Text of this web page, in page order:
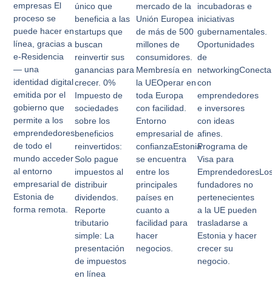
empresas El
proceso se
puede hacer en
línea, gracias a
e-Residencia
— una
identidad digital
emitida por el
gobierno que
permite a los
emprendedores
de todo el
mundo acceder
al entorno
empresarial de
Estonia de
forma remota.
único que
beneficia a las
startups que
buscan
reinvertir sus
ganancias para
crecer.0%
Impuesto de
sociedades
sobre los
beneficios
reinvertidos:
Solo pague
impuestos al
distribuir
dividendos.
Reporte
tributario
simple: La
presentación
de impuestos
en línea
mercado de la
Unión Europea
de más de 500
millones de
consumidores.
Membresía en
la UEOperar en
toda Europa
con facilidad.
Entorno
empresarial de
confianzaEstonia
se encuentra
entre los
principales
países en
cuanto a
facilidad para
hacer
negocios.
incubadoras e
iniciativas
gubernamentales.
Oportunidades
de
networkingConecta
con
emprendedores
e inversores
con ideas
afines.
Programa de
Visa para
Emprendedores
fundadores no
pertenecientes
a la UE pueden
trasladarse a
Estonia y hacer
crecer su
negocio.